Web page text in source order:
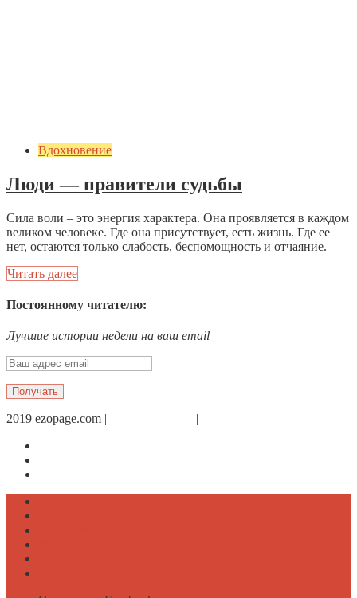
Вдохновение
Люди — правители судьбы
Сила воли – это энергия характера. Она проявляется в каждом
великом человеке. Где она присутствует, есть жизнь. Где ее
нет, остаются только слабость, беспомощность и отчаяние.
Читать далее
Постоянному читателю:
Лучшие истории недели на ваш email
2019 ezopage.com |